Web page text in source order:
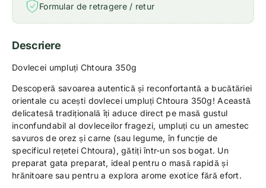
Formular de retragere / retur
Descriere
Dovlecei umpluți Chtoura 350g
Descoperă savoarea autentică și reconfortantă a bucătăriei
orientale cu acești dovlecei umpluți Chtoura 350g! Această
delicatesă tradițională îți aduce direct pe masă gustul
inconfundabil al dovleceilor fragezi, umpluți cu un amestec
savuros de orez și carne (sau legume, în funcție de
specificul rețetei Chtoura), gătiți într-un sos bogat. Un
preparat gata preparat, ideal pentru o masă rapidă și
hrănitoare sau pentru a explora arome exotice fără efort.